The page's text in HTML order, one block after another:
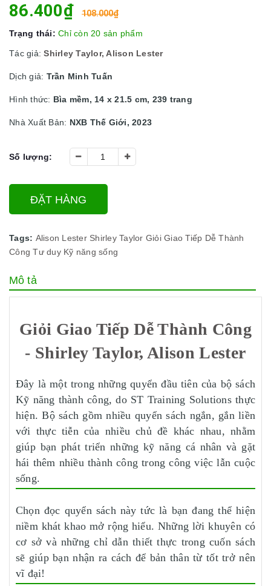
86.400₫ 108.000₫
Trạng thái: Chỉ còn 20 sản phẩm
Tác giả:Shirley Taylor, Alison Lester
Dịch giả: Trần Minh Tuấn
Hình thức: Bìa mềm, 14 x 21.5 cm, 239 trang
Nhà Xuất Bản: NXB Thế Giới, 2023
Số lượng:
ĐẶT HÀNG
Tags: Alison Lester Shirley Taylor Giỏi Giao Tiếp Dễ Thành
Công Tư duy Kỹ năng sống
Mô tả
Giỏi Giao Tiếp Dễ Thành Công
- Shirley Taylor, Alison Lester
Đây là một trong những quyển đầu tiên của bộ sách
Kỹ năng thành công, do ST Training Solutions thực
hiện. Bộ sách gồm nhiều quyển sách ngắn, gắn liền
với thực tiễn của nhiều chủ đề khác nhau, nhằm
giúp bạn phát triển những kỹ năng cá nhân và gặt
hái thêm nhiều thành công trong công việc lẫn cuộc
sống.
Chọn đọc quyển sách này tức là bạn đang thể hiện
niềm khát khao mở rộng hiểu. Những lời khuyên có
cơ sở và những chỉ dẫn thiết thực trong cuốn sách
sẽ giúp bạn nhận ra cách để bản thân từ tốt trở nên
vĩ đại!